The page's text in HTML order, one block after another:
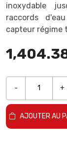
inoxydable
raccords
capteur régime
- +
AJOUTER AU